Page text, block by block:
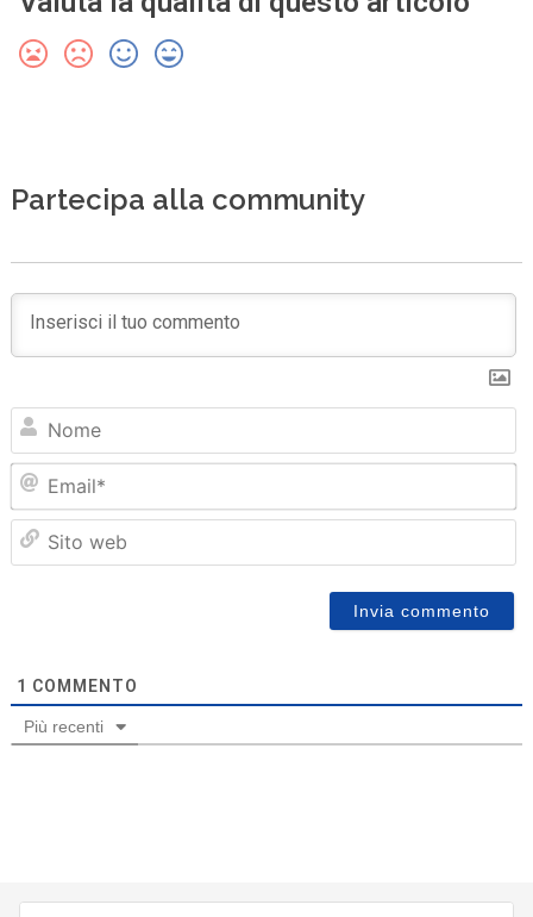
Partecipa alla community
1 COMMENTO
Più recenti